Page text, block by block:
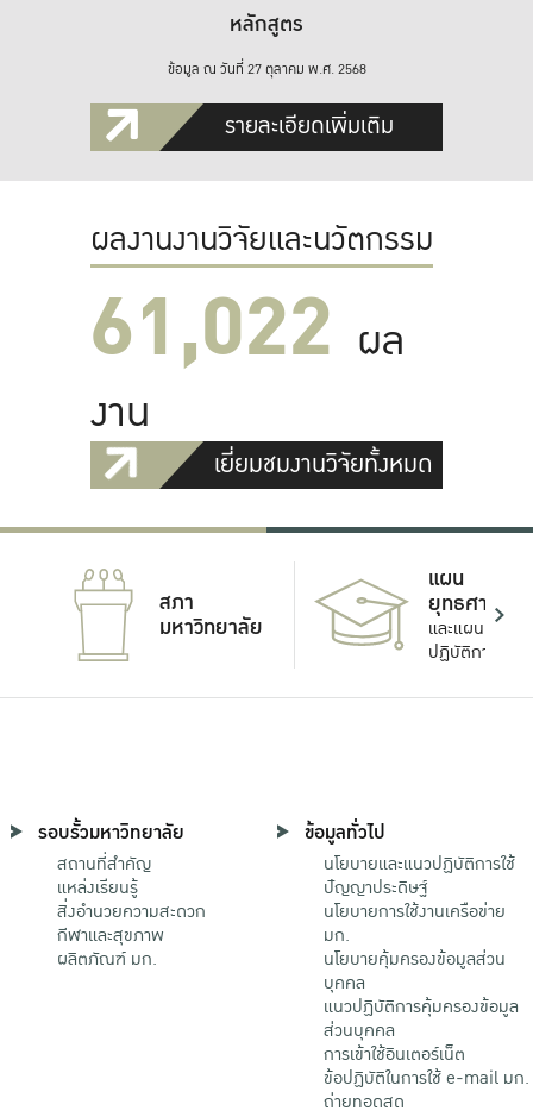
หลักสูตร
ข้อมูล ณ วันที่ 27 ตุลาคม พ.ศ. 2568
รายละเอียดเพิ่มเติม
ผลงานงานวิจัยและนวัตกรรม
61,022 ผล
งาน
เยี่ยมชมงานวิจัยทั้งหมด
สภา
มหาวิทยาลัย
แผน
ยุทธศาสตร์
และแผน
ปฏิบัติการ
รอบรั้วมหาวิทยาลัย
สถานที่สำคัญ
แหล่งเรียนรู้
สิ่งอำนวยความสะดวก
กีฬาและสุขภาพ
ผลิตภัณฑ์ มก.
ข้อมูลทั่วไป
นโยบายและแนวปฏิบัติการใช้
ปัญญาประดิษฐ์
นโยบายการใช้งานเครือข่าย
มก.
นโยบายคุ้มครองข้อมูลส่วน
บุคคล
แนวปฏิบัติการคุ้มครองข้อมูล
ส่วนบุคคล
การเข้าใช้อินเตอร์เน็ต
ข้อปฏิบัติในการใช้ e-mail มก.
ถ่ายทอดสด